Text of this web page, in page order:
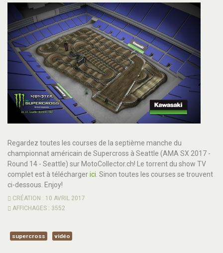
Regardez toutes les courses de la septième manche du
championnat américain de Supercross à Seattle (AMA SX 2017 -
Round 14 - Seattle) sur MotoCollector.ch! Le torrent du show TV
complet est à téléchargerici. Sinon toutes les courses se trouvent
ci-dessous. Enjoy!
CRÉATION : 10 AVRIL 2017
AFFICHAGES : 3552
supercross vidéo